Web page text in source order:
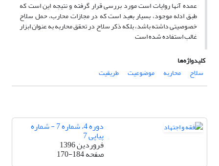
عمده آنها روایات است مورد بررسی قرار گرفته و نتیجه این است که
طبق ادله موجود، بسیار بعید است که در مجازات محارب، حمل سلاح
خصوصیتی داشته باشد، بلکه ذکر سلاح در تحقق محاربه به عنوان ابزار
غالب استفاده شده است
کلیدواژه‌ها
سلاح
محاربه موضوعیت طریقیت
دوره 4، شماره 7 - شماره
پیاپی 7
فروردین 1396
صفحه170-184